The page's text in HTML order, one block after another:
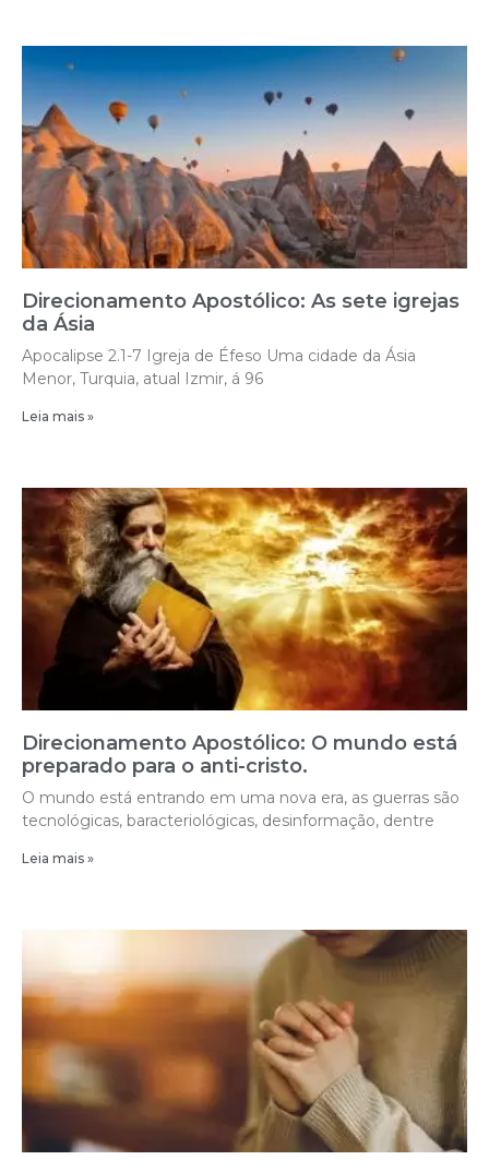
Direcionamento Apostólico: As sete igrejas
da Ásia
Apocalipse 2.1-7 Igreja de Éfeso Uma cidade da Ásia
Menor, Turquia, atual Izmir, á 96
Leia mais »
Direcionamento Apostólico: O mundo está
preparado para o anti-cristo.
O mundo está entrando em uma nova era, as guerras são
tecnológicas, baracteriológicas, desinformação, dentre
Leia mais »